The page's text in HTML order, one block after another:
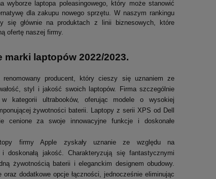
wyborze laptopa poleasingowego, który może stanowić
dla zakupu nowego sprzętu. W naszym rankingu
się głównie na produktach z linii biznesowych, które
ofertę naszej firmy.
marki laptopów 2022/2023.
producent, który cieszy się uznaniem ze
styl i jakość swoich laptopów. Firma szczególnie
kategorii ultrabooków, oferując modele o wysokiej
żywotności baterii. Laptopy z serii XPS od Dell
cenione za swoje innowacyjne funkcje i doskonałe
firmy Apple zyskały uznanie ze względu na
i doskonałą jakość. Charakteryzują się fantastycznymi
żywotnością baterii i eleganckim designem obudowy.
dodatkowe opcje łączności, jednocześnie eliminując